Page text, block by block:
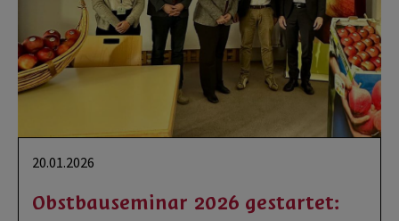
20.01.2026
Obstbauseminar 2026 gestartet: